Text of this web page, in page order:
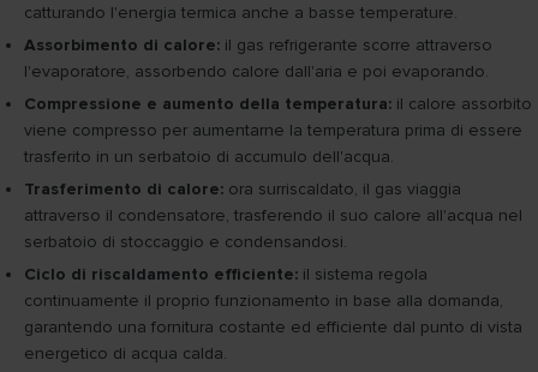
catturando l'energia termica anche a basse temperature.
Assorbimento di calore: il gas refrigerante scorre attraverso
l'evaporatore, assorbendo calore dall'aria e poi evaporando.
Compressione e aumento della temperatura: il calore assorbito
viene compresso per aumentarne la temperatura prima di essere
trasferito in un serbatoio di accumulo dell'acqua.
Trasferimento di calore: ora surriscaldato, il gas viaggia
attraverso il condensatore, trasferendo il suo calore all'acqua nel
serbatoio di stoccaggio e condensandosi.
Ciclo di riscaldamento efficiente: il sistema regola
continuamente il proprio funzionamento in base alla domanda,
garantendo una fornitura costante ed efficiente dal punto di vista
energetico di acqua calda.